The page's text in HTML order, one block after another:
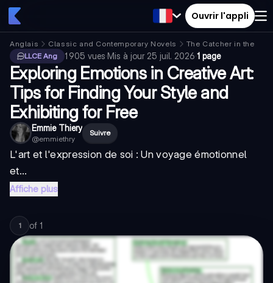
Ouvrir l'appli
Anglais Classic and Contemporary Novels
The Catcher in the Rye
LLCE Ang
1 905 vues·Mis à jour 25 juil. 2026·1 page
Exploring Emotions in Creative Art:
Tips for Finding Your Style and
Exhibiting for Free
Emmie Thiery
@emmiethry
Suivre
L'art et l'expression de soi : Un voyage émotionnel
et...
Affiche plus
1 of 1